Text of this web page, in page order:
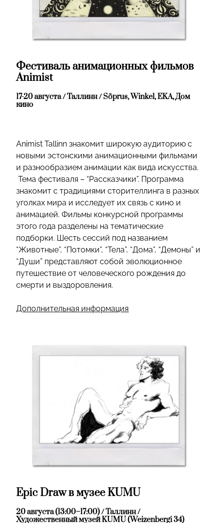
Фестиваль анимационных фильмов
Animist
17-20 августа / Таллинн / Sõprus, Winkel, EKA, Дом
кино
Animist Tallinn знакомит широкую аудиторию с
новыми эстонскими анимационными фильмами
и разнообразием анимации как вида искусства.
Тема фестиваля – “Рассказчики”. Программа
знакомит с традициями сторителлинга в разных
уголках мира и исследует их связь с кино и
анимацией. Фильмы конкурсной программы
этого года разделены на тематические
подборки. Шесть сессий под названием
“Животные”, “Потомки”, “Тела”, “Дома”, “Демоны” и
“Души” представляют собой эволюционное
путешествие от человеческого рождения до
смерти и выздоровления.
Дополнительная информация
Epic Draw в музее KUMU
20 августа (13:00–17:00) / Таллинн /
Художественный музей KUMU (Weizenbergi 34)